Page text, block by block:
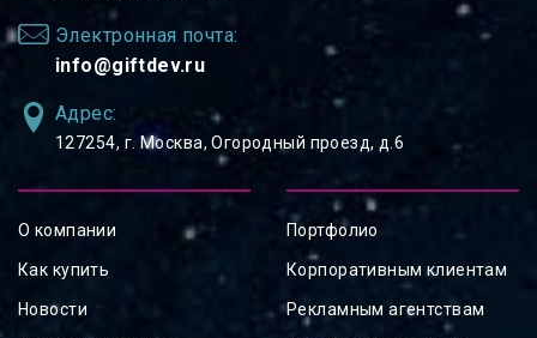
Электронная почта:
info@giftdev.ru
Адрес:
127254, ⁠г. Москва, Огородный проезд, д.6
О компании
Как купить
Новости
Портфолио
Корпоративным клиентам
Рекламным агентствам